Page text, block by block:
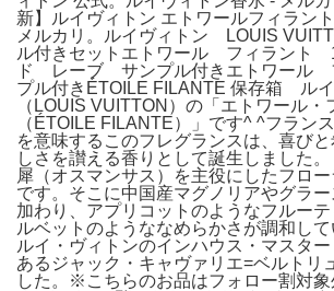
新】ルイヴィトン エトワールフィラン
メルカリ。ルイヴィトン LOUIS
ル付きセットエトワール フィラント
ド レーブ サンプル付きエトワール
プル付きÉTOILE FILANTE 保存箱 ル
（LOUIS VUITTON）の「エトワール・
（ÉTOILE FILANTE）」です^ ^フラン
を意味するこのフレグランスは、喜び
しさを讃える香りとして誕生しました
犀（オスマンサス）を主役にしたフロ
です。そこに中国産マグノリアやグラ
加わり、アプリコットのようなフルー
ルベットのようななめらかさが調和し
ルイ・ヴィトンのインハウス・マスタ
あるジャック・キャヴァリエ=ベルトリ
した。※こちらのお品はフォロー割対象